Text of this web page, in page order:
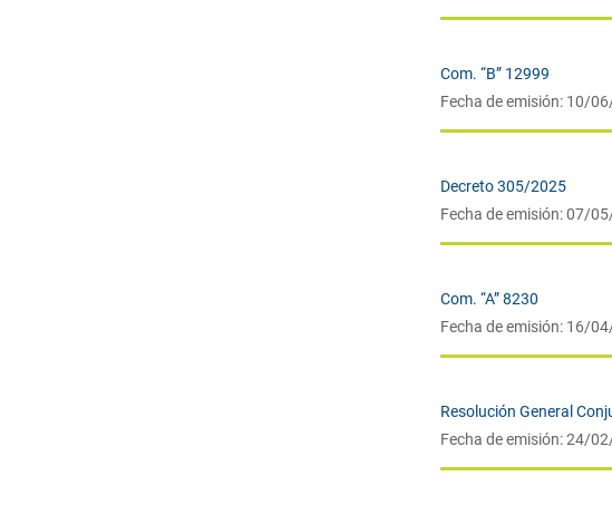
Com. “B” 12999
Fecha de emisión: 10/
Decreto 305/2025
Fecha de emisión: 07/
Com. “A” 8230
Fecha de emisión: 16/
Resolución General
Fecha de emisión: 24/